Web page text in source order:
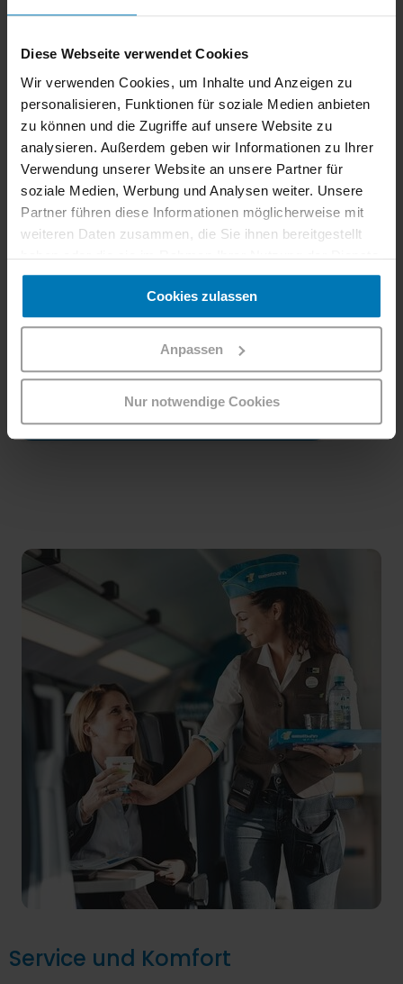
Diese Webseite verwendet Cookies
Wir verwenden Cookies, um Inhalte und Anzeigen zu
personalisieren, Funktionen für soziale Medien anbieten
zu können und die Zugriffe auf unsere Website zu
analysieren. Außerdem geben wir Informationen zu Ihrer
Verwendung unserer Website an unsere Partner für
soziale Medien, Werbung und Analysen weiter. Unsere
Partner führen diese Informationen möglicherweise mit
weiteren Daten zusammen, die Sie ihnen bereitgestellt
haben oder die sie im Rahmen Ihrer Nutzung der Dienste
gesammelt haben.
Cookies zulassen
Anpassen
Nur notwendige Cookies
Das Westbahn-Angebot
Reisende mit einem gültigenInterrail- oder Eurail-
Global-Pass inklusive ÖsterreichundDeutschland
können bequem und einfach in unsereStandard
Classeinsteigen.
Bitte beachte:
Eine Sitzplatzreservierungist nicht inklusive – du
kannst sie gegen Aufpreis dazubuchen.
Wer einengültigen First-Class-Pass von
Interrail oder Eurailhat, fährt in unseren Zügen
ebenfalls in der Standard Class. Ein Upgrade in
die Comfort Class oder First Class der Westbahn
Service und Komfort